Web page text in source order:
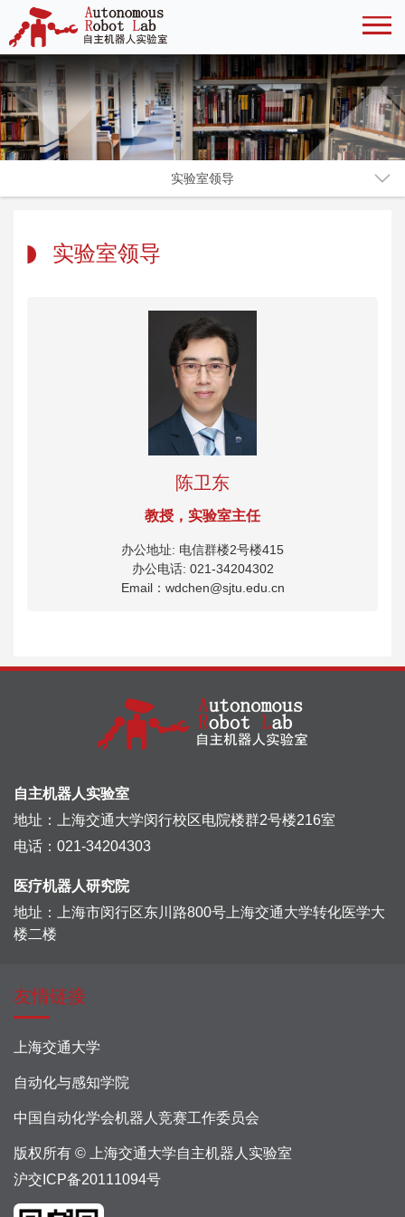
实验室领导
实验室领导
陈卫东
教授，实验室主任
办公地址: 电信群楼2号楼415
办公电话: 021-34204302
Email：wdchen@sjtu.edu.cn
自主机器人实验室
地址：上海交通大学闵行校区电院楼群2号楼216室
电话：021-34204303
医疗机器人研究院
地址：上海市闵行区东川路800号上海交通大学转化医学大
楼二楼
友情链接
上海交通大学
自动化与感知学院
中国自动化学会机器人竞赛工作委员会
版权所有 © 上海交通大学自主机器人实验室
沪交ICP备20111094号